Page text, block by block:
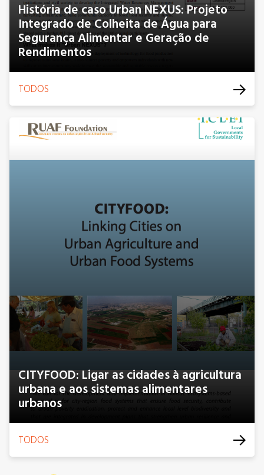
História de caso Urban NEXUS: Projeto
Integrado de Colheita de Água para
Segurança Alimentar e Geração de
Rendimentos
TODOS
CITYFOOD: Ligar as cidades à agricultura
urbana e aos sistemas alimentares
urbanos
TODOS